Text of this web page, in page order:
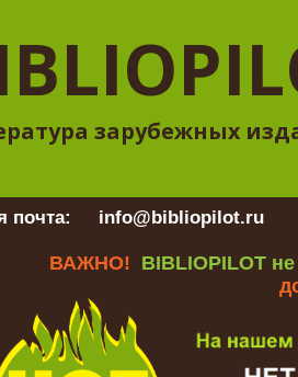
зарубежных
почта: info@bibliopilot.ru
ВАЖНО! BIBLIOPILOT